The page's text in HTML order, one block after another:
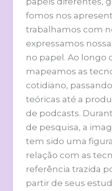
fomos nos
trabalhamos com
expressamos
no papel. Ao longo
mapeamos as
cotidiano,
teóricas até a
de podcasts.
de pesquisa, a
tem sido uma
relação com as
referência trazida
partir de seus